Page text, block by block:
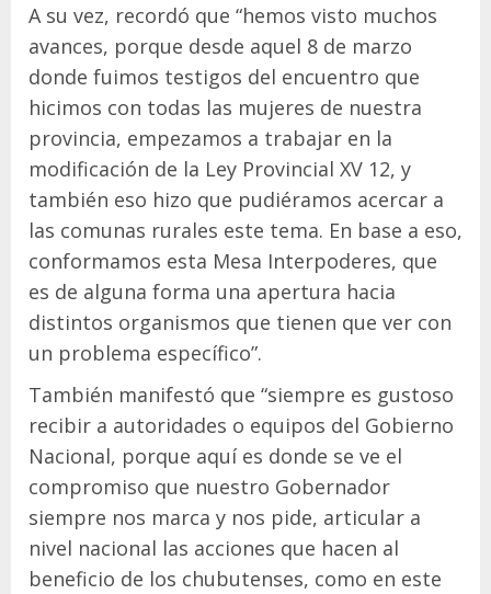
A su vez, recordó que “hemos visto muchos
avances, porque desde aquel 8 de marzo
donde fuimos testigos del encuentro que
hicimos con todas las mujeres de nuestra
provincia, empezamos a trabajar en la
modificación de la Ley Provincial XV 12, y
también eso hizo que pudiéramos acercar a
las comunas rurales este tema. En base a eso,
conformamos esta Mesa Interpoderes, que
es de alguna forma una apertura hacia
distintos organismos que tienen que ver con
un problema específico”.
También manifestó que “siempre es gustoso
recibir a autoridades o equipos del Gobierno
Nacional, porque aquí es donde se ve el
compromiso que nuestro Gobernador
siempre nos marca y nos pide, articular a
nivel nacional las acciones que hacen al
beneficio de los chubutenses, como en este